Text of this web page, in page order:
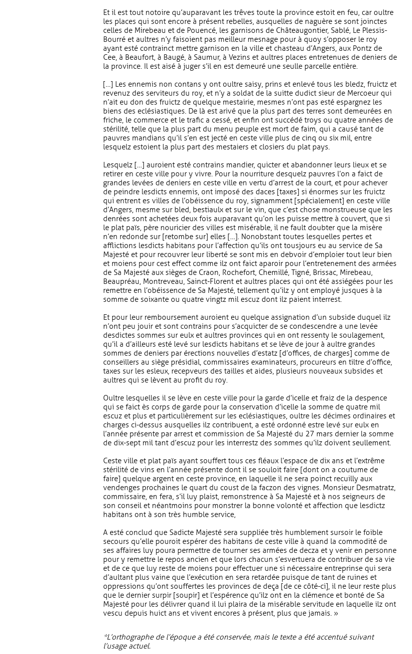
Et il est tout notoire qu’auparavant les trêves toute la province estoit en feu, car oultre
les places qui sont encore à présent rebelles, ausquelles de naguère se sont joinctes
celles de Mirebeau et de Pouencé, les garnisons de Châteaugontier, Sablé, Le Plessis-
Bourré et aultres n’y faisoient pas meilleur mesnage pour à quoy s’opposer le roy
ayant esté contrainct mettre garnison en la ville et chasteau d’Angers, aux Pontz de
Cee, à Beaufort, à Baugé, à Saumur, à Vezins et aultres places entretenues de deniers de
la province. Il est aisé à juger s’il en est demeuré une seulle parcelle entière.
[…] Les ennemis non contans y ont oultre saisy, prins et enlevé tous les bledz, fruictz et
revenuz des serviteurs du roy, et n’y a soldat de la suitte dudict sieur de Mercoeur qui
n’ait eu don des fruictz de quelque mestairie, mesmes n’ont pas esté espargnez les
biens des eclésiastiques. De là est arivé que la plus part des terres sont demeurées en
friche, le commerce et le trafic a cessé, et enfin ont succédé troys ou quatre années de
stérilité, telle que la plus part du menu peuple est mort de faim, qui a causé tant de
pauvres mandians qu’il s’en est jecté en ceste ville plus de cinq ou six mil, entre
lesquelz estoient la plus part des mestaiers et closiers du plat pays.
Lesquelz […] auroient esté contrains mandier, quicter et abandonner leurs lieux et se
retirer en ceste ville pour y vivre. Pour la nourriture desquelz pauvres l’on a faict de
grandes levées de deniers en ceste ville en vertu d’arrest de la court, et pour achever
de peindre lesdicts ennemis, ont imposé des daces [taxes] si énormes sur les fruictz
qui entrent es villes de l’obéissence du roy, signamment [spécialement] en ceste ville
d’Angers, mesme sur bled, bestiaulx et sur le vin, que c’est chose monstrueuse que les
denrées sont achetées deux fois auparavant qu’on les puisse mettre à couvert, que si
le plat païs, père nouricier des villes est misérable, il ne fault doubter que la misère
n’en redonde sur [retombe sur] elles […]. Nonobstant toutes lesquelles pertes et
afflictions lesdicts habitans pour l’affection qu’ils ont tousjours eu au service de Sa
Majesté et pour recouvrer leur liberté se sont mis en debvoir d’emploier tout leur bien
et moiens pour cest effect comme ilz ont faict aparoir pour l’entretenement des armées
de Sa Majesté aux sièges de Craon, Rochefort, Chemillé, Tigné, Brissac, Mirebeau,
Beaupréau, Montreveau, Sainct-Florent et aultres places qui ont été assiégées pour les
remettre en l’obéissence de Sa Majesté, tellement qu’ilz y ont employé jusques à la
somme de soixante ou quatre vingtz mil escuz dont ilz paient interrest.
Et pour leur remboursement auroient eu quelque assignation d’un subside duquel ilz
n’ont peu jouir et sont contrains pour s’acquicter de se condescendre a une levée
desdictes sommes sur eulx et aultres provinces qui en ont ressenty le soulagement,
qu’il a d’ailleurs esté levé sur lesdicts habitans et se lève de jour à aultre grandes
sommes de deniers par érections nouvelles d’estatz [d’offices, de charges] comme de
conseillers au siège présidial, commissaires examinateurs, procureurs en tiltre d’office,
taxes sur les esleux, recepveurs des tailles et aides, plusieurs nouveaux subsides et
aultres qui se lèvent au profit du roy.
Oultre lesquelles il se lève en ceste ville pour la garde d’icelle et fraiz de la despence
qui se faict ès corps de garde pour la conservation d’icelle la somme de quatre mil
escuz et plus et particulièrement sur les eclésiastiques, oultre les décimes ordinaires et
charges ci-dessus ausquelles ilz contribuent, a esté ordonné estre levé sur eulx en
l’année présente par arrest et commission de Sa Majesté du 27 mars dernier la somme
de dix-sept mil tant d’escuz pour les interrestz des sommes qu’ilz doivent seullement.
Ceste ville et plat païs ayant souffert tous ces fléaux l’espace de dix ans et l’extrême
stérilité de vins en l’année présente dont il se souloit faire [dont on a coutume de
faire] quelque argent en ceste province, en laquelle il ne sera poinct recuilly aux
vendenges prochaines le quart du coust de la faczon des vignes. Monsieur Desmatratz,
commissaire, en fera, s’il luy plaist, remonstrence à Sa Majesté et à nos seigneurs de
son conseil et néantmoins pour monstrer la bonne volonté et affection que lesdictz
habitans ont à son très humble service,
A esté conclud que Sadicte Majesté sera suppliée très humblement sursoir le foible
secours qu’elle pouroit espérer des habitans de ceste ville à quand la commodité de
ses affaires luy poura permettre de tourner ses armées de decza et y venir en personne
pour y remettre le repos ancien et que lors chacun s’esvertuera de contribuer de sa vie
et de ce que luy reste de moiens pour effectuer une si nécessaire entreprinse qui sera
d’aultant plus vaine que l’exécution en sera retardée puisque de tant de ruines et
oppressions qu’ont souffertes les provinces de deça [de ce côté-ci], il ne leur reste plus
que le dernier surpir [soupir] et l’espérence qu’ilz ont en la clémence et bonté de Sa
Majesté pour les délivrer quand il lui plaira de la misérable servitude en laquelle ilz ont
vescu depuis huict ans et vivent encores à présent, plus que jamais. »
*L’orthographe de l’époque a été conservée, mais le texte a été accentué suivant
l’usage actuel.